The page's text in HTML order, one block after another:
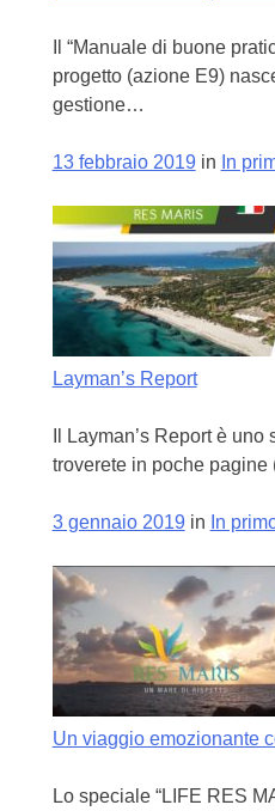
Il “Manuale di buone
progetto (azione E9)
gestione…
13 febbraio 2019 in In
Layman’s Report
Il Layman’s Report è
troverete in poche
3 gennaio 2019 in In
Un viaggio emozionante
Lo speciale “LIFE RES